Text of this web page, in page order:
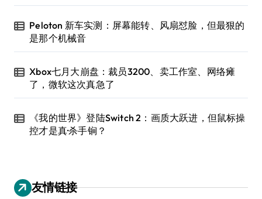
Peloton 新车实测：屏幕能转、风扇怼脸，但最狠的
是那个机械音
Xbox七月大崩盘：裁员3200、卖工作室、网络瘫
了，微软这次真急了
《我的世界》登陆Switch 2：画质大跃进，但鼠标操
控才是真·杀手锏？
友情链接